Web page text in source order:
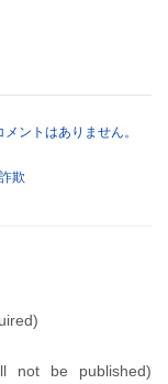
メントはありません。
欺
not be published)